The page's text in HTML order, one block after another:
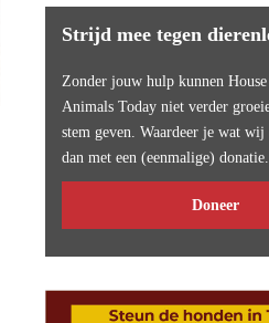
Strijd mee tegen
Zonder jouw hulp kunnen
Animals Today niet verder
stem geven. Waardeer je wat wij
dan met een (eenmalige) donatie.
Doneer